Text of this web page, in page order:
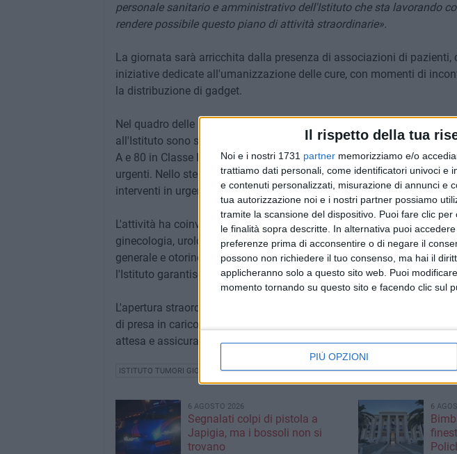
Il rispetto della tua
Noi e i nostri 1731 partner memorizziamo e/o
trattiamo dati personali, come identificatori univoci e
e contenuti personalizzati, misurazione di annunci e
tua autorizzazione noi e i nostri partner possiamo
tramite la scansione del dispositivo. Puoi fare clic
le finalità sopra descritte. In alternativa puoi
preferenze prima di acconsentire o di negare il
possono non richiedere il tuo consenso, ma hai il
applicheranno solo a questo sito web. Puoi
momento tornando su questo sito e facendo clic sul
PIÙ OPZIONI
personale sanitario e amministrativo dell'Istituto che sta lavorando
rendere possibile questo piano di attività straordinarie».
La giornata sarà arricchita dalla presenza di associazioni di pazienti,
iniziative dedicate all'umanizzazione delle cure, con momenti di
la distribuzione di gadget.
Nel quadro delle attività di abbattimento delle liste di attesa, tra il 2
all'Istituto sono stati eseguiti complessivamente 321 interventi
A e 80 in Classe B, pari complessivamente all'83,5% dell'attività
urgenti. Nello stesso periodo sono stati inoltre eseguiti 25 interventi in
interventi in urgenza.
L'attività ha coinvolto le principali discipline chirurgiche oncologiche
ginecologia, urologia, chirurgia senologica, chirurgia toracica,
generale e otorinolaringoiatria, e si inserisce nei percorsi di presa in
l'Istituto garantisce ai pazienti oncologici dalla diagnosi al
L'apertura straordinaria dell'8 marzo rappresenta un ulteriore passo
di presa in carico e nel miglioramento dell'accesso alle cure, con
attesa e assicurare risposte tempestive ai pazienti.
ISTITUTO TUMORI GIOVANNI PAOLO II
6 AGOSTO 2026
Segnalati colpi di pistola a
Japigia, ma i bossoli non si
trovano
6